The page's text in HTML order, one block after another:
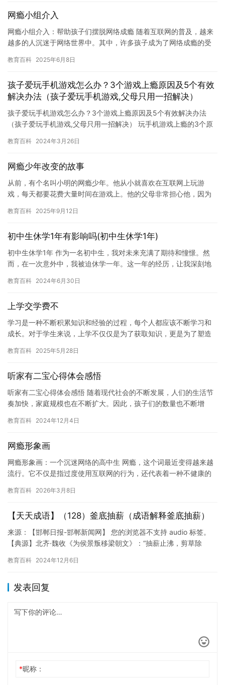
网瘾小组介入
网瘾小组介入：帮助孩子们摆脱网络成瘾 随着互联网的普及，越来
越多的人沉迷于网络世界中。其中，许多孩子成为了网络成瘾的受
及时…
教育百科 2025年6月8日
孩子爱玩手机游戏怎么办？3个游戏上瘾原因及5个有效
解决办法（孩子爱玩手机游戏,父母只用一招解决）
孩子爱玩手机游戏怎么办？3个游戏上瘾原因及5个有效解决办法
（孩子爱玩手机游戏,父母只用一招解决） 玩手机游戏上瘾的3个原
教育百科 2024年3月26日
网瘾少年改变的故事
从前，有个名叫小明的网瘾少年。他从小就喜欢在互联网上玩游
戏，每天都要花费大量时间在游戏上。他的父母非常担心他，因为
而，小…
教育百科 2025年9月12日
初中生休学1年有影响吗(初中生休学1年)
初中生休学1年 作为一名初中生，我对未来充满了期待和憧憬。然
而，在一次意外中，我被迫休学一年。这一年的经历，让我深刻地
学…
教育百科 2024年6月30日
上学交学费不
学习是一种不断积累知识和经验的过程，每个人都应该不断学习和
成长。对于学生来说，上学不仅仅是为了获取知识，更是为了塑造
学习，…
教育百科 2025年5月28日
听家有二宝心得体会感悟
听家有二宝心得体会感悟 随着现代社会的不断发展，人们的生活节
奏加快，家庭规模也在不断扩大。因此，孩子们的数量也不断增
一个新…
教育百科 2024年12月4日
网瘾形象画
网瘾形象画：一个沉迷网络的高中生 网瘾，这个词最近变得越来越
流行。它不仅是指过度使用互联网的行为，还代表着一种不健康的
一部…
教育百科 2026年3月8日
【天天成语】（128）釜底抽薪（成语解释釜底抽薪）
来源：【邯郸日报-邯郸新闻网】 您的浏览器不支持 audio 标签。
【典源】北齐·魏收《为侯景叛移梁朝文》：“抽薪止沸，剪草除
教育百科 2024年12月6日
发表回复
*昵称：